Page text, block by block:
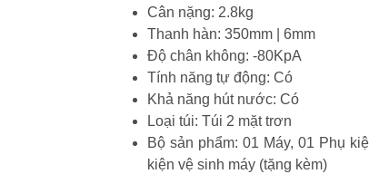
Cân nặng: 2.8kg
Thanh hàn: 350mm | 6mm
Độ chân không: -80KpA
Tính năng tự động: Có
Khả năng hút nước: Có
Loại túi: Túi 2 mặt trơn
Bộ sản phẩm: 01 Máy, 01 Phụ
kiện vệ sinh máy (tặng kèm)